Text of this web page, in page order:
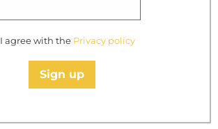
I agree with the Privacy policy
Sign up